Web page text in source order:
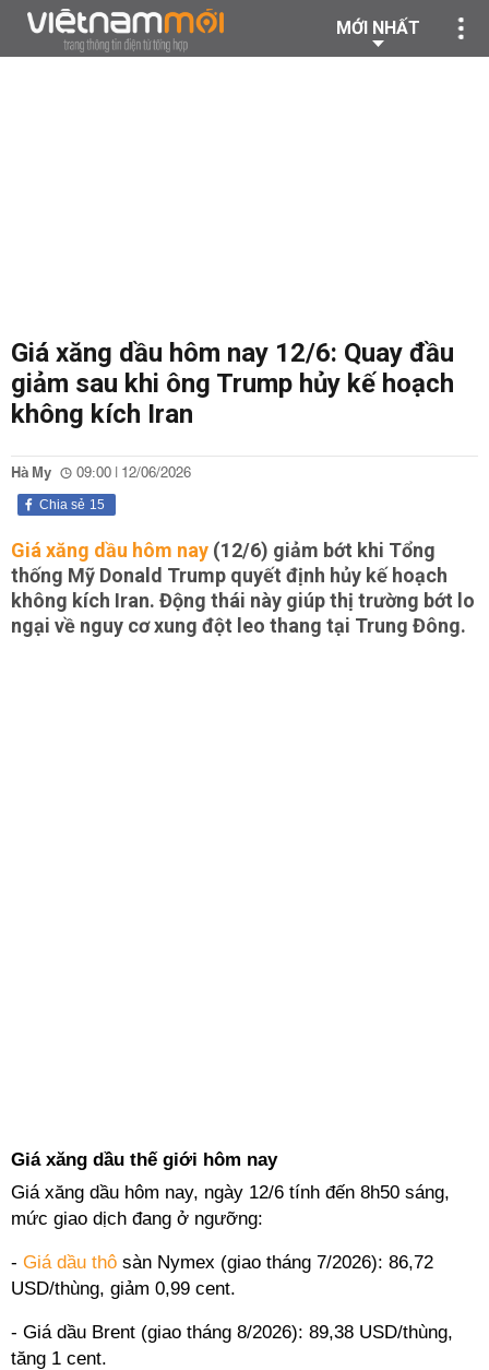
MỚI NHẤT
Giá xăng dầu hôm nay 12/6: Quay đầu
giảm sau khi ông Trump hủy kế hoạch
không kích Iran
Hà My 09:00 | 12/06/2026
15
Chia sẻ
Giá xăng dầu hôm nay (12/6) giảm bớt khi Tổng
thống Mỹ Donald Trump quyết định hủy kế hoạch
không kích Iran. Động thái này giúp thị trường bớt lo
ngại về nguy cơ xung đột leo thang tại Trung Đông.
Giá xăng dầu thế giới hôm nay
Giá xăng dầu hôm nay, ngày 12/6 tính đến 8h50 sáng,
mức giao dịch đang ở ngưỡng:
- Giá dầu thô sàn Nymex (giao tháng 7/2026): 86,72
USD/thùng, giảm 0,99 cent.
- Giá dầu Brent (giao tháng 8/2026): 89,38 USD/thùng,
tăng 1 cent.